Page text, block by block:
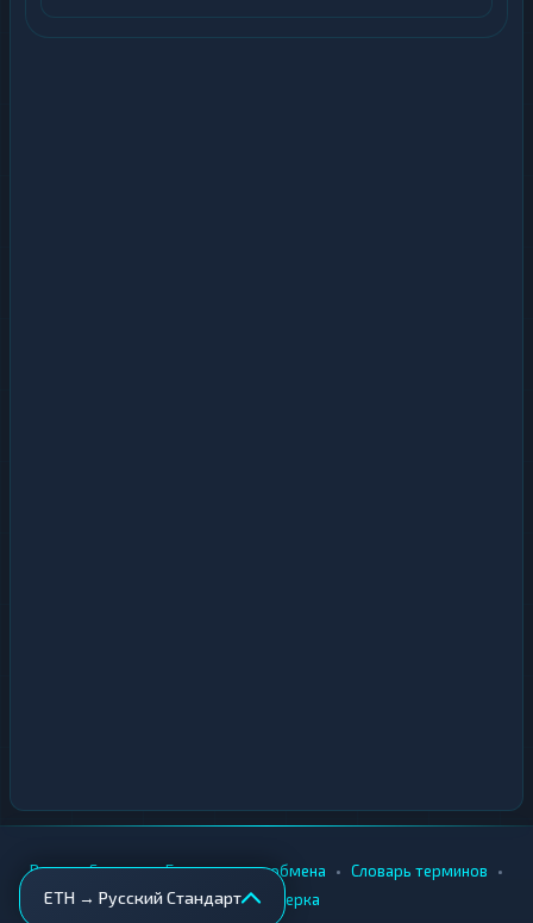
ETH → Русский Стандарт
Вики • Города • Безопасность обмена • Словарь терминов •
AML-проверка